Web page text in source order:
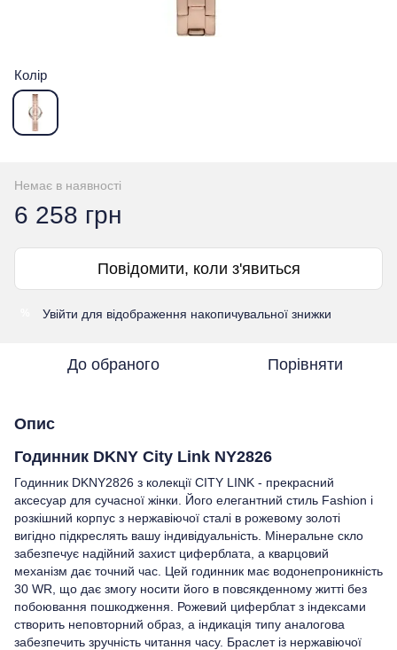
Колір
Немає в наявності
6 258 грн
Повідомити, коли з'явиться
Увійти для відображення накопичувальної знижки
До обраного Порівняти
Опис
Годинник DKNY City Link NY2826
Годинник DKNY2826 з колекції CITY LINK - прекрасний
аксесуар для сучасної жінки. Його елегантний стиль Fashion і
розкішний корпус з нержавіючої сталі в рожевому золоті
вигідно підкреслять вашу індивідуальність. Мінеральне скло
забезпечує надійний захист циферблата, а кварцовий
механізм дає точний час. Цей годинник має водонепроникність
30 WR, що дає змогу носити його в повсякденному житті без
побоювання пошкодження. Рожевий циферблат з індексами
створить неповторний образ, а індикація типу аналогова
забезпечить зручність читання часу. Браслет із нержавіючої